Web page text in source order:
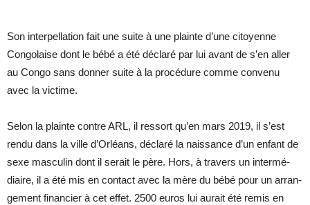
Son in­ter­pel­la­tion fait une suite à une plainte d’une ci­toyenne
Congo­laise dont le bébé a été dé­claré par lui avant de s’en al­ler
au Congo sans don­ner suite à la pro­cé­dure comme convenu
avec la vic­time.
Se­lon la plainte contre ARL, il res­sort qu’en mars 2019, il s’est
rendu dans la ville d’Or­léans, dé­claré la nais­sance d’un en­fant de
sexe mas­cu­lin dont il se­rait le père. Hors, à tra­vers un in­ter­mé­
diaire, il a été mis en contact avec la mère du bébé pour un ar­ran­
ge­ment fi­nan­cier à cet ef­fet. 2500 eu­ros lui au­rait été re­mis en